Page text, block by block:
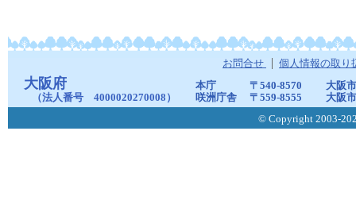
お問合せ 個人情報の取り
大阪府
（法人番号 4000020270008）
本庁 〒540-8570
大阪
咲洲庁舎
〒559-8555
大阪
© Copyright 2003-